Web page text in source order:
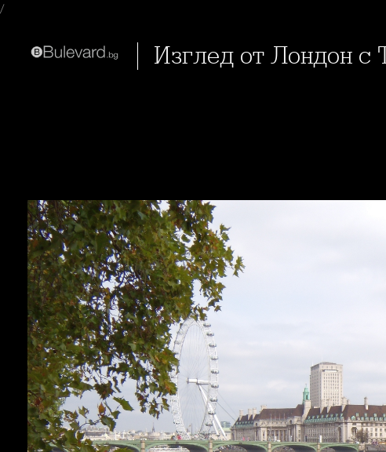
/
Изглед от Лондон